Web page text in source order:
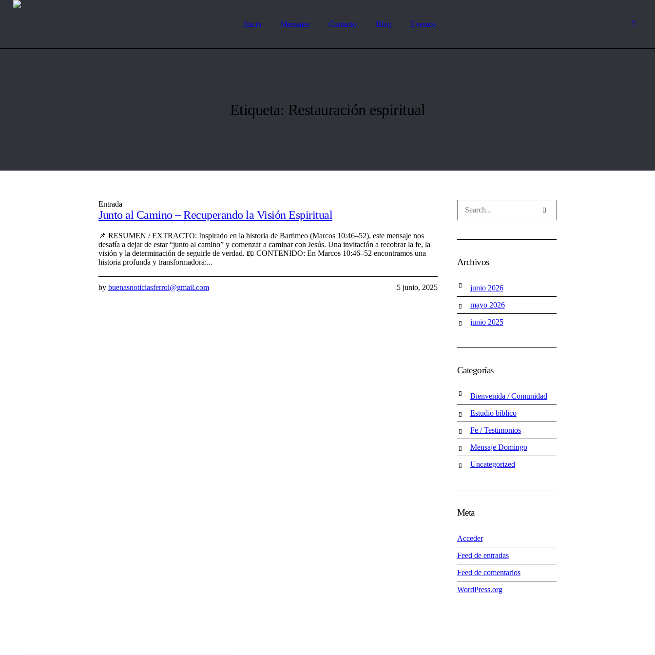
Inicio Mensajes Contacto Blog Eventos
Etiqueta: Restauración espiritual
Entrada
Junto al Camino – Recuperando la Visión Espiritual
📌 RESUMEN / EXTRACTO: Inspirado en la historia de Bartimeo (Marcos 10:46–52), este mensaje nos
desafía a dejar de estar “junto al camino” y comenzar a caminar con Jesús. Una invitación a recobrar la fe, la
visión y la determinación de seguirle de verdad. 📖 CONTENIDO: En Marcos 10:46–52 encontramos una
historia profunda y transformadora:...
5 junio, 2025
by buenasnoticiasferrol@gmail.com
Archivos
junio 2026
mayo 2026
junio 2025
Categorías
Bienvenida / Comunidad
Estudio bíblico
Fe / Testimonios
Mensaje Domingo
Uncategorized
Meta
Acceder
Feed de entradas
Feed de comentarios
WordPress.org